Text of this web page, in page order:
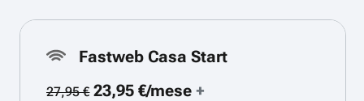
Fastweb Casa Start
27,95 €23,95 €/mese+